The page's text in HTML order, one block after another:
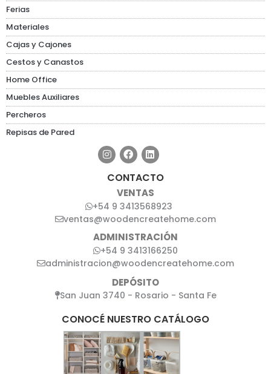
Ferias
Materiales
Cajas y Cajones
Cestos y Canastos
Home Office
Muebles Auxiliares
Percheros
Repisas de Pared
CONTACTO
VENTAS
+54 9 3413568923
ventas@woodencreatehome.com
ADMINISTRACIÓN
+54 9 3413166250
administracion@woodencreatehome.com
DEPÓSITO
San Juan 3740 - Rosario - Santa Fe
CONOCÉ NUESTRO CATÁLOGO